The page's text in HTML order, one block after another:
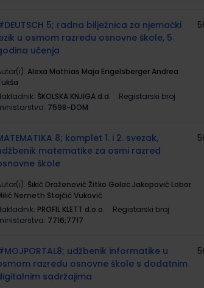
5; radna bilježnica za njemački
u osmom razredu osnovne škole, 5.
učenja
Alexa Mathias Maja Engelsberger Andrea
ŠKOLSKA KNJIGA d.d.
Registarski broj
7598-DOM
8; komplet 1. i 2. svezak,
matematike za osmi razred
škole
Šikić Draženović Žitko Golac Jakopović Lobor
Nemeth Stajčić Vuković
PROFIL KLETT d.o.o.
Registarski broj
7716;7717
udžbenik informatike u
razredu osnovne škole s dodatnim
sadržajima